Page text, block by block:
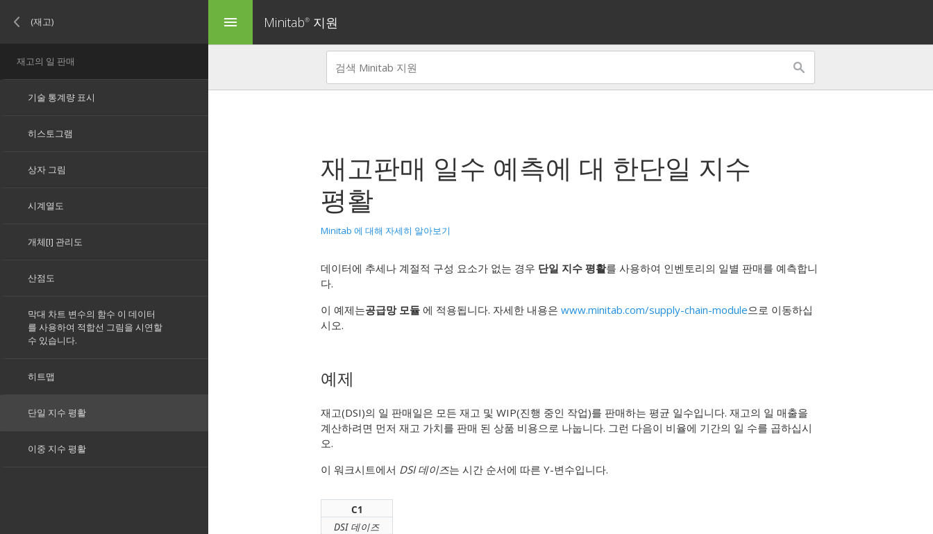
menu Minitab® 지원
재고판매 일수 예측에 대 한단일 지수
평활
Minitab 에 대해 자세히 알아보기
데이터에 추세나 계절적 구성 요소가 없는 경우 단일 지수 평활를 사용하여 인벤토리의 일별 판매를 예측합니
다.
이 예제는공급망 모듈 에 적용됩니다. 자세한 내용은 www.minitab.com/supply-chain-module으로 이동하십
시오.
예제
재고(DSI)의 일 판매일은 모든 재고 및 WIP(진행 중인 작업)를 판매하는 평균 일수입니다. 재고의 일 매출을
계산하려면 먼저 재고 가치를 판매 된 상품 비용으로 나눕니다. 그런 다음이 비율에 기간의 일 수를 곱하십시
오.
이 워크시트에서 DSI 데이즈는 시간 순서에 따른 Y-변수입니다.
C1
DSI 데이즈